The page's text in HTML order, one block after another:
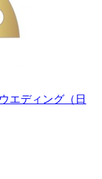
エディング（日